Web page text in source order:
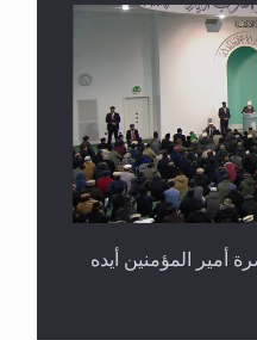
أمير المؤمنين أيده